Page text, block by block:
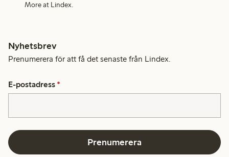
More at Lindex.
Nyhetsbrev
Prenumerera för att få det senaste från Lindex.
E-postadress *
Prenumerera